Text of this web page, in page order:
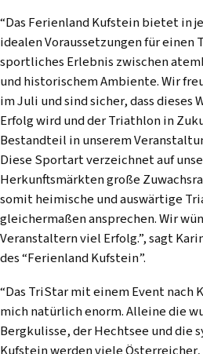
“Das Ferienland Kufstein bietet in
idealen Voraussetzungen für einen
sportliches Erlebnis zwischen
und historischem Ambiente. Wir
im Juli und sind sicher, dass dieses
Erfolg wird und der Triathlon in
Bestandteil in unserem
Diese Sportart verzeichnet auf
Herkunftsmärkten große
somit heimische und auswärtige
gleichermaßen ansprechen. Wir
Veranstaltern viel Erfolg.”, sagt
des “Ferienland Kufstein”.
“Das TriStar mit einem Event
mich natürlich enorm. Alleine die
Bergkulisse, der Hechtsee und die